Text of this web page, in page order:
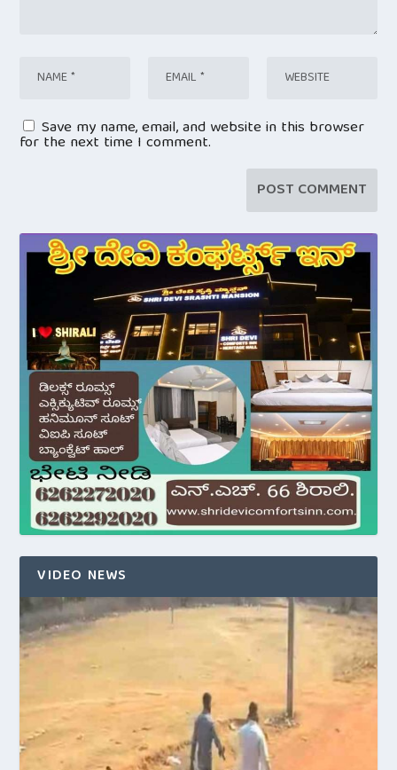
Save my name, email, and website in this browser
for the next time I comment.
VIDEO NEWS